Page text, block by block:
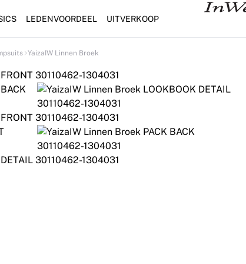
LEDENVOORDEEL UITVERKOOP
YaizaIW Linnen Broek